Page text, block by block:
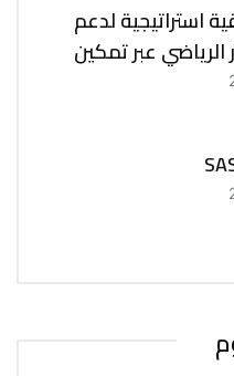
استراتيجية لدعم
الرياضي عبر تمكين